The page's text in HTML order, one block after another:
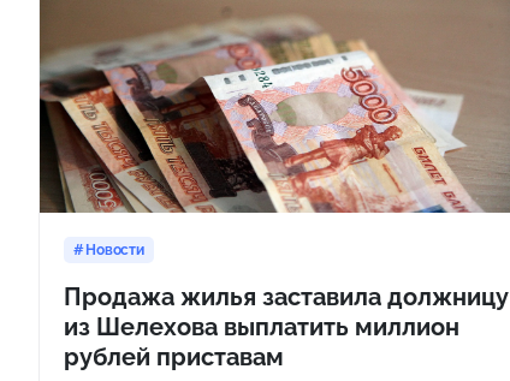
Новости
Продажа жилья заставила должницу
из Шелехова выплатить миллион
рублей приставам